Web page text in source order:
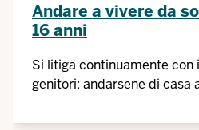
Andare a vivere da
16 anni
Si litiga continuamente con i
genitori: andarsene di casa